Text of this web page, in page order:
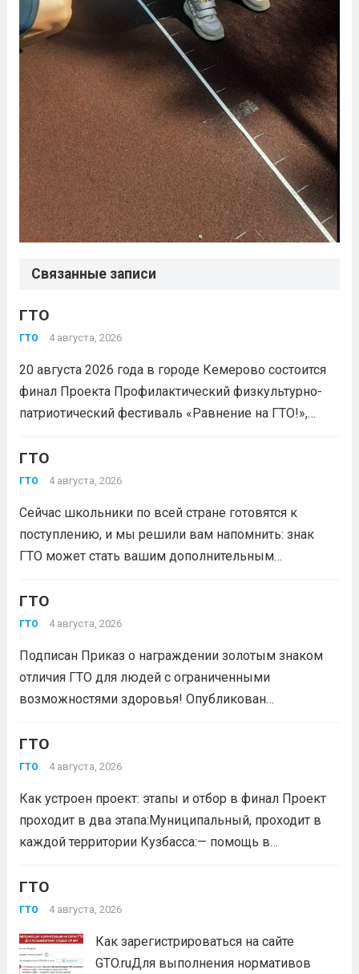
Связанные записи
ГТО
ГТО 4 августа, 2026
20 августа 2026 года в городе Кемерово состоится
финал Проекта Профилактический физкультурно-
патриотический фестиваль «Равнение на ГТО!»,
Первых-2026».В мероприятии примут участие
победители муниципального этапа проектной
Кузбасса.Состав команды 6 человек, 3 участника
из...Читать дальше
ГТО
ГТО 4 августа, 2026
Сейчас школьники по всей стране готовятся к
поступлению, и мы решили вам напомнить: знак
ГТО может стать вашим дополнительным
Многие университеты начисляют абитуриентам
баллы за индивидуальные достижения — и знак
ГТО
ГТО 4 августа, 2026
Подписан Приказ о награждении золотым знаком
отличия ГТО для людей с ограниченными
возможностями здоровья! Опубликован
Российской Федерации № 229 НГ от 22 июля 2026
года. Документ утверждает список граждан,
Всероссийского физкультурно-спортивного
комплекса...Читать дальше
ГТО
ГТО 4 августа, 2026
Как устроен проект: этапы и отбор в финал Проект
проходит в два этапа:Муниципальный, проходит в
каждой территории Кузбасса:— помощь в
класс по правильной технике выполнения
нормативов комплекса ГТО;— тренировочные
Читать дальше
ГТО
ГТО 4 августа, 2026
Как зарегистрироваться на сайте
GTO.ruДля выполнения нормативов